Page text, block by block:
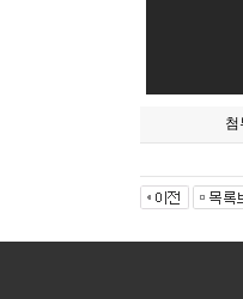
첨